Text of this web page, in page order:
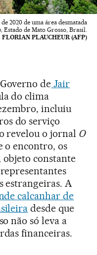
2020 de uma área desmatada
Estado de Mato Grosso, Brasil.
FLORIAN PLAUCHEUR (AFP)
de Jair
do clima
incluiu
do serviço
revelou o jornal O
o encontro, os
objeto constante
estrangeiras. A
calcanhar de
desde que
não só leva a
financeiras.